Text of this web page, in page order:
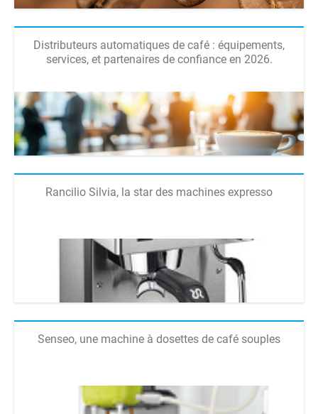
Distributeurs automatiques de café : équipements,
services, et partenaires de confiance en 2026.
Rancilio Silvia, la star des machines expresso
Senseo, une machine à dosettes de café souples